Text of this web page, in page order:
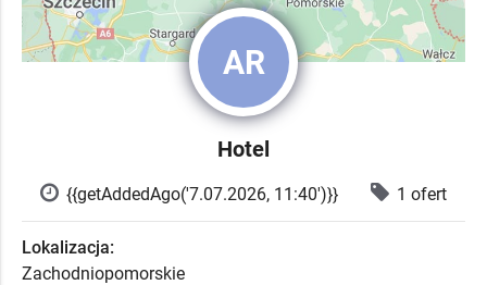
AR
Hotel
{{getAddedAgo('7.07.2026, 11:40')}} 1 ofert
Lokalizacja:
Zachodniopomorskie